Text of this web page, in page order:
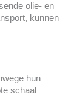
olie- en
kunnen
hun
schaal